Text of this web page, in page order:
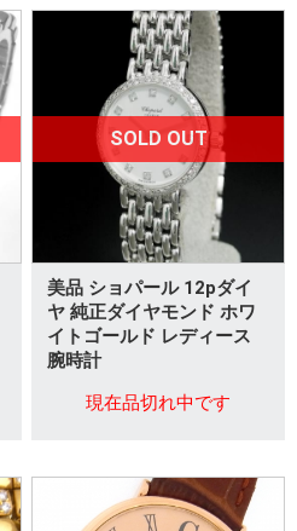
SOLD OUT
美品 ショパール 12pダイ
ヤ 純正ダイヤモンド ホワ
イトゴールド レディース
腕時計
現在品切れ中です